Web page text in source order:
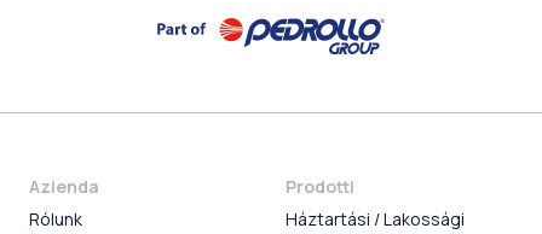
Azienda
Rólunk
Prodotti
Háztartási / Lakossági